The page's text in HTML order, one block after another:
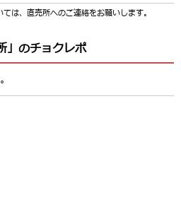
は、直売所へのご連絡をお願いします。
」のチョクレポ